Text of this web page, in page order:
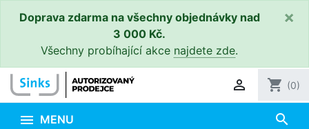
Doprava zdarma na všechny objednávky nad
3 000 Kč.
Všechny probíhající akce najdete zde.
×
 shopping_cart (0)
 MENU search